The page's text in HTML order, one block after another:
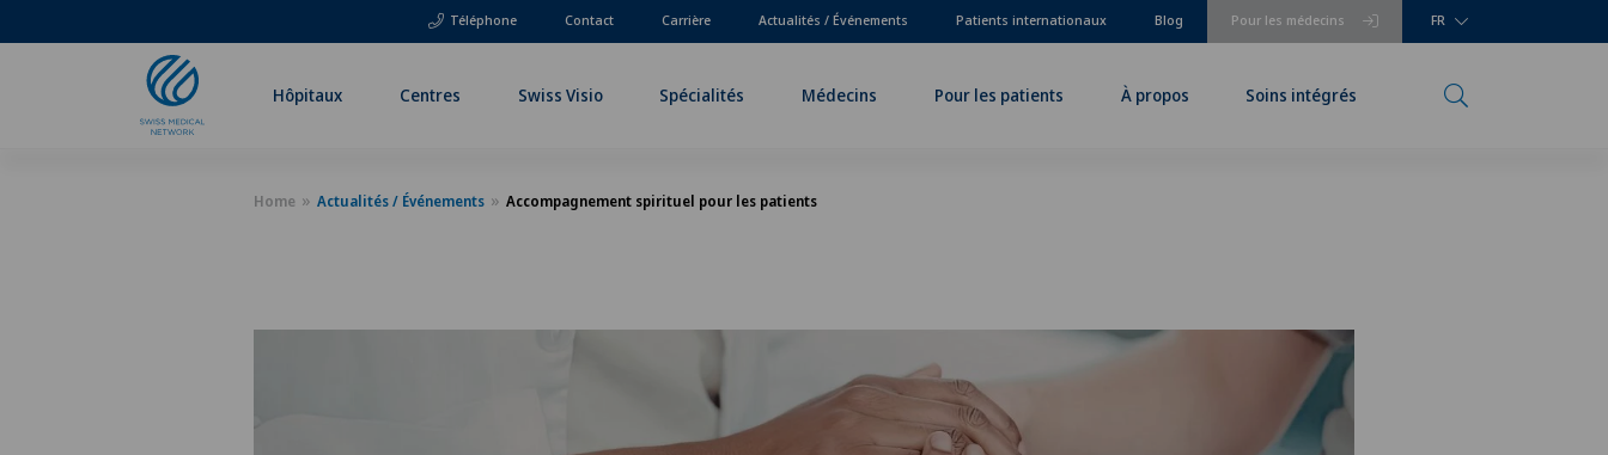
Téléphone Pour les médecins
Contact Carrière Actualités / Événements Patients internationaux Blog FR
Hôpitaux Centres Swiss Visio Spécialités Médecins Pour les patients À propos Soins intégrés
Home Actualités / Événements Accompagnement spirituel pour les patients